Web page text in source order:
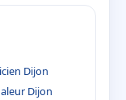
Dijon
Dijon